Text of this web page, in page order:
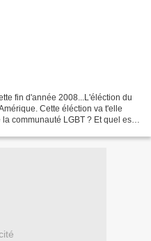
fin d'année 2008...L'éléction du
Cette éléction va t'elle
communauté LGBT ? Et quel est